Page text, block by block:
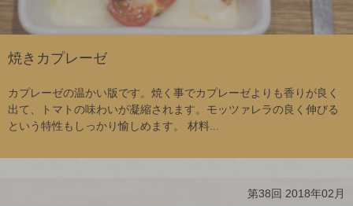
焼きカプレーゼ
カプレーゼの温かい版です。焼く事でカプレーゼよりも香りが良く
出て、トマトの味わいが凝縮されます。モッツァレラの良く伸びる
という特性もしっかり愉しめます。 材料...
第38回 2018年02月